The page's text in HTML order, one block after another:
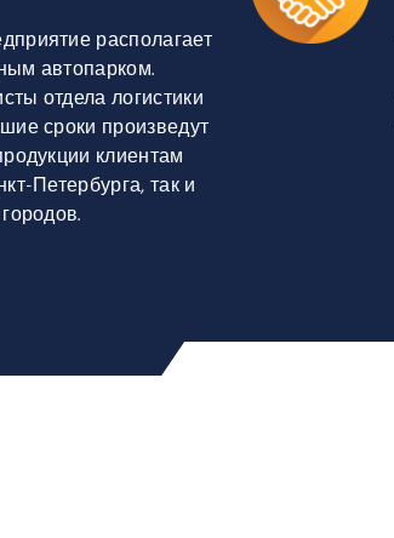
располагает
автопарком.
отдела логистики
сроки произведут
клиентам
Петербурга, так и